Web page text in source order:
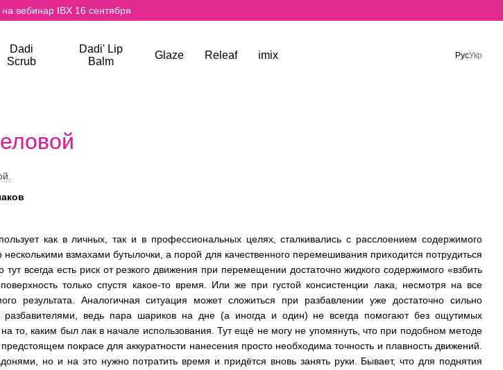
на вебинар IBX 16 сентября
Dadi
Scrub
Dadi' Lip
Balm
Glaze Releaf imix РусУкр
как в личных, так и в профессиональных целях, сталкивались с расслоением содержимого
взмахами бутылочки, а порой для качественного перемешивания приходится потрудиться
тут всегда есть риск от резкого движения при перемещении достаточно жидкого содержимого «взбить
только спустя какое-то время. Или же при густой консистенции лака, несмотря на все
результата. Аналогичная ситуация может сложиться при разбавлении уже достаточно сильно
разбавителями, ведь пара шариков на дне (а иногда и один) не всегда помогают без ощутимых
то, каким был лак в начале использования. Тут ещё не могу не упомянуть, что при подобном методе
покрасе для аккуратности нанесения просто необходима точность и плавность движений.
но и на это нужно потратить время и придётся вновь занять руки. Бывает, что для поднятия